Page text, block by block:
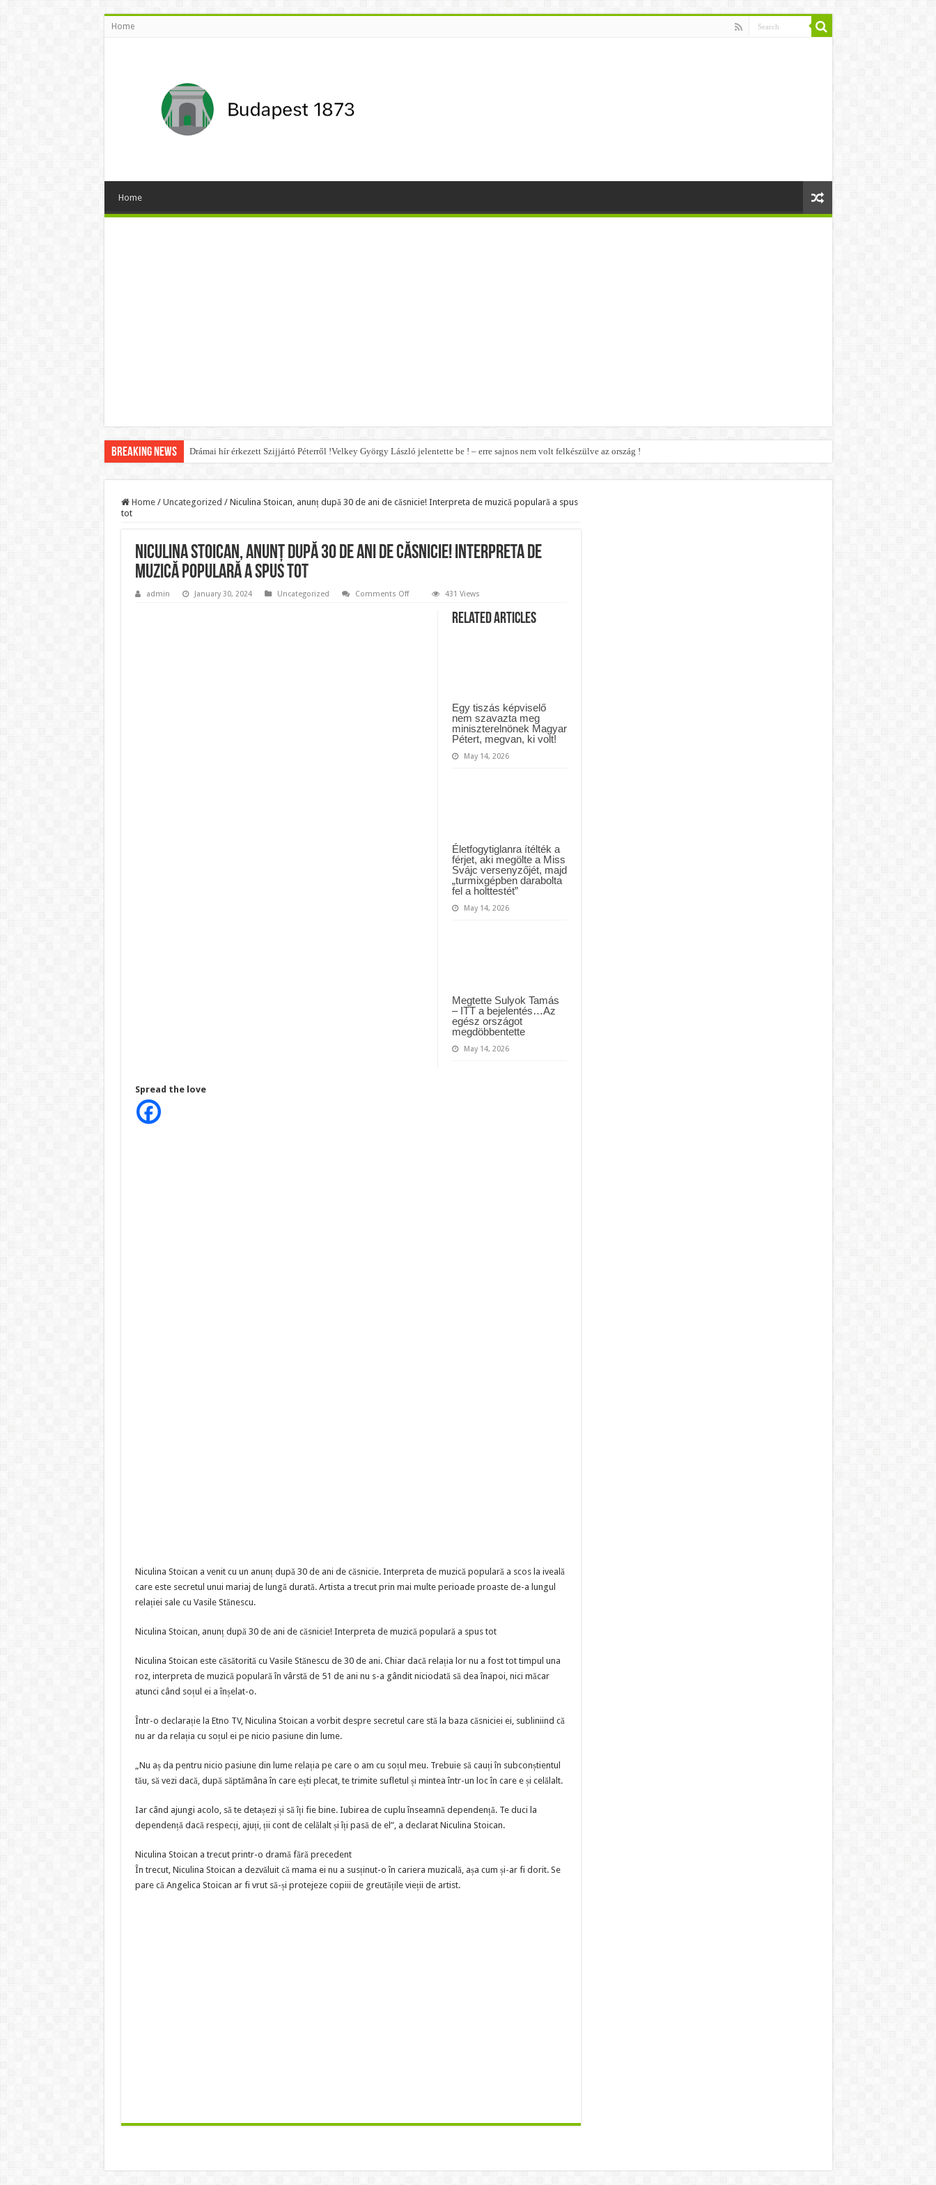
Home
Home
Breaking News Drámai hír érkezett Szijjártó Péterről !Velkey György László jelentette be ! – erre sajnos nem volt felkészülve az ország !
Döntés született:Hozzányúl a kormány a nyugdíjhoz: a legkevesebből élők örülhetnek nagyon!
Orbán schließt geheimen MEGA-Deal mit Putin ab – Ursula von der Leyen explodiert vor Wut! – bebe
Kezdeményezték Pócs János mentelmi jogának felfüggesztését,botrányos dolog derült ki!
Home / Uncategorized / Niculina Stoican, anunț după 30 de ani de căsnicie! Interpreta de muzică populară a spus
tot
Niculina Stoican, anunț după 30 de ani de căsnicie! Interpreta de
muzică populară a spus tot
admin January 30, 2024 Uncategorized Comments Offon
431 Views
Related Articles
Egy tiszás képviselő
nem szavazta meg
miniszterelnönek Magyar
Pétert, megvan, ki volt!
May 14, 2026
Életfogytiglanra ítélték a
férjet, aki megölte a Miss
Svájc versenyzőjét, majd
„turmixgépben darabolta
fel a holttestét”
May 14, 2026
Megtette Sulyok Tamás
– ITT a bejelentés…Az
egész országot
megdöbbentette
May 14, 2026
Spread the love
Niculina Stoican a venit cu un anunț după 30 de ani de căsnicie. Interpreta de muzică populară a scos la iveală
care este secretul unui mariaj de lungă durată. Artista a trecut prin mai multe perioade proaste de-a lungul
relației sale cu Vasile Stănescu.
Niculina Stoican, anunț după 30 de ani de căsnicie! Interpreta de muzică populară a spus tot
Niculina Stoican este căsătorită cu Vasile Stănescu de 30 de ani. Chiar dacă relația lor nu a fost tot timpul una
roz, interpreta de muzică populară în vârstă de 51 de ani nu s-a gândit niciodată să dea înapoi, nici măcar
atunci când soțul ei a înșelat-o.
Într-o declarație la Etno TV, Niculina Stoican a vorbit despre secretul care stă la baza căsniciei ei, subliniind că
nu ar da relația cu soțul ei pe nicio pasiune din lume.
„Nu aș da pentru nicio pasiune din lume relația pe care o am cu soțul meu. Trebuie să cauți în subconștientul
tău, să vezi dacă, după săptămâna în care ești plecat, te trimite sufletul și mintea într-un loc în care e și celălalt.
Iar când ajungi acolo, să te detașezi și să îți fie bine. Iubirea de cuplu înseamnă dependență. Te duci la
dependență dacă respecți, ajuți, ții cont de celălalt și îți pasă de el”, a declarat Niculina Stoican.
Niculina Stoican a trecut printr-o dramă fără precedent
În trecut, Niculina Stoican a dezvăluit că mama ei nu a susținut-o în cariera muzicală, așa cum și-ar fi dorit. Se
pare că Angelica Stoican ar fi vrut să-și protejeze copiii de greutățile vieții de artist.